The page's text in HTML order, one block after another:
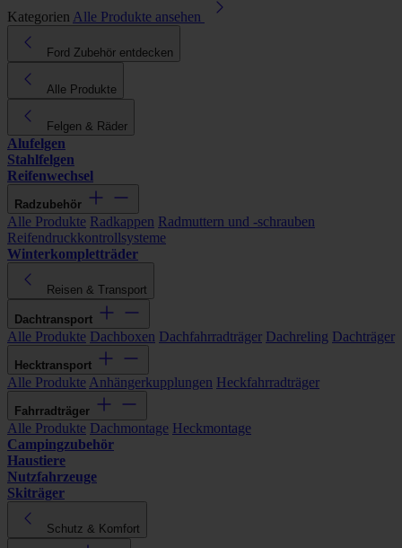
Kategorien Alle Produkte ansehen
Ford Zubehör entdecken
Alle Produkte
Felgen & Räder
Alufelgen
Stahlfelgen
Reifenwechsel
Radzubehör
Alle Produkte Radkappen Radmuttern und -schrauben
Reifendruckkontrollsysteme
Winterkompletträder
Reisen & Transport
Dachtransport
Alle Produkte Dachboxen Dachfahrradträger Dachreling Dachträger
Hecktransport
Alle Produkte Anhängerkupplungen Heckfahrradträger
Fahrradträger
Alle Produkte Dachmontage Heckmontage
Campingzubehör
Haustiere
Nutzfahrzeuge
Skiträger
Schutz & Komfort